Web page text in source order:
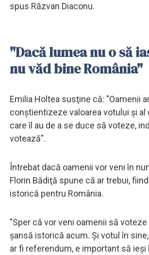
spus Răzvan Diaconu.
"Dacă lumea nu o să
nu văd bine România"
Emilia Holtea susţine că: "Oamenii
conştientizeze valoarea votului şi al
care îl au de a se duce să voteze,
votează".
Întrebat dacă oamenii vor veni în
Florin Bădiţă spune că ar trebui,
istorică pentru România.
"Sper că vor veni oamenii să
şansă istorică acum. Şi votul în
ar fi referendum, e important să ieşi